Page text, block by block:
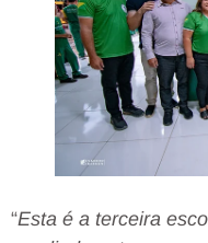
“Esta é a terceira